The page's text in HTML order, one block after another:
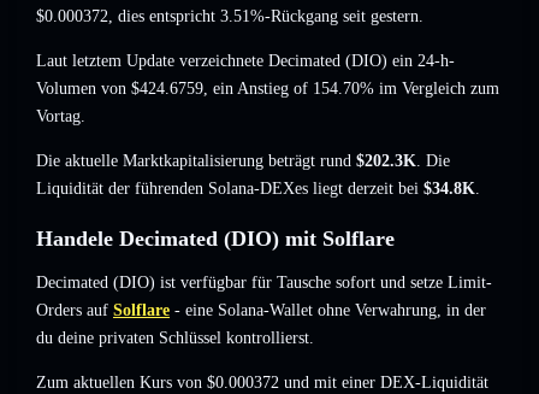
$0.000372, dies entspricht 3.51%-Rückgang seit gestern.
Laut letztem Update verzeichnete Decimated (DIO) ein 24-h-
Volumen von $424.6759, ein Anstieg of 154.70% im Vergleich zum
Vortag.
Die aktuelle Marktkapitalisierung beträgt rund $202.3K. Die
Liquidität der führenden Solana-DEXes liegt derzeit bei $34.8K.
Handele Decimated (DIO) mit Solflare
Decimated (DIO) ist verfügbar für Tausche sofort und setze Limit-
Orders auf Solflare - eine Solana-Wallet ohne Verwahrung, in der
du deine privaten Schlüssel kontrollierst.
Zum aktuellen Kurs von $0.000372 und mit einer DEX-Liquidität